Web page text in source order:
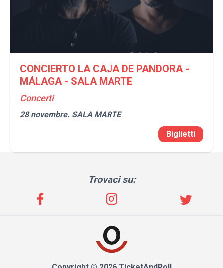
CONCIERTO LA CAJA DE PANDORA -
MÁLAGA - SALA MARTE
Concerti
28 novembre. SALA MARTE
Biglietti
Trovaci su: